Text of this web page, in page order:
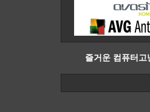
즐거운 컴퓨터고